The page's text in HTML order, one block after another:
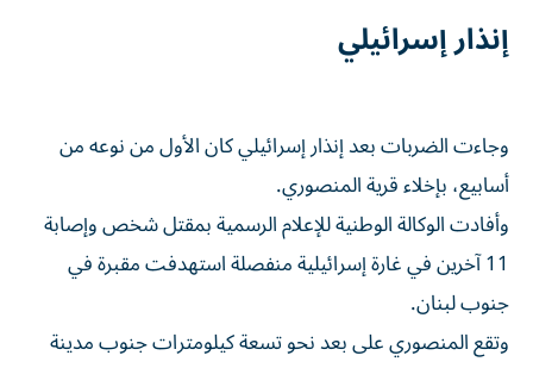
إنذار إسرائيلي
وجاءت الضربات بعد إنذار إسرائيلي كان الأول من نوعه من
أسابيع، بإخلاء قرية المنصوري.
وأفادت الوكالة الوطنية للإعلام الرسمية بمقتل شخص وإصابة
11 آخرين في غارة إسرائيلية منفصلة استهدفت مقبرة في
جنوب لبنان.
وتقع المنصوري على بعد نحو تسعة كيلومترات جنوب مدينة